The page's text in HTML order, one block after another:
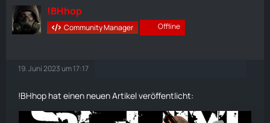
!BHhop
Community Manager Offline
19. Juni 2023 um 17:17
!BHhop hat einen neuen Artikel veröffentlicht: